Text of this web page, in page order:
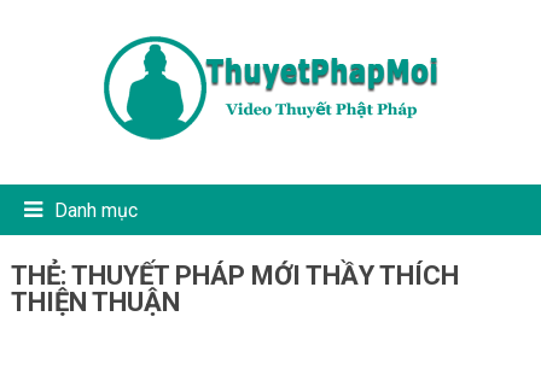
Danh mục
THẺ: THUYẾT PHÁP MỚI THẦY THÍCH
THIỆN THUẬN